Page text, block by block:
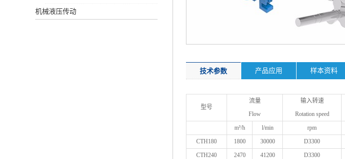
机械液压传动
技术参数 产品应用 样本资料
型号
流量
Flow
输入转速
Rotation speed
m³/h l/min rpm
CTH180
1800 30000 D3300
CTH240
2470 41200 D3300